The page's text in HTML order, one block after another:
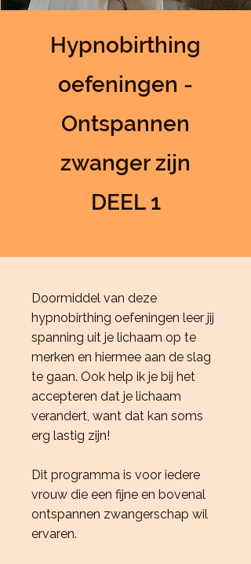
Hypnobirthing
oefeningen -
Ontspannen
zwanger zijn
DEEL 1
Doormiddel van deze
hypnobirthing oefeningen leer jij
spanning uit je lichaam op te
merken en hiermee aan de slag
te gaan. Ook help ik je bij het
accepteren dat je lichaam
verandert, want dat kan soms
erg lastig zijn!
Dit programma is voor iedere
vrouw die een fijne en bovenal
ontspannen zwangerschap wil
ervaren.